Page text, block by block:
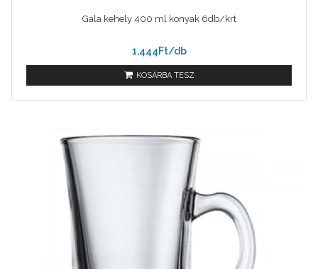
Gala kehely 400 ml konyak 6db/krt
1,444Ft/db
KOSÁRBA TESZ